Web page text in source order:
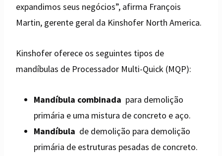
expandimos seus negócios”, afirma François
Martin, gerente geral da Kinshofer North America.
Kinshofer oferece os seguintes tipos de
mandíbulas de Processador Multi-Quick (MQP):
Mandíbula combinada para demolição
primária e uma mistura de concreto e aço.
Mandíbula de demolição para demolição
primária de estruturas pesadas de concreto.